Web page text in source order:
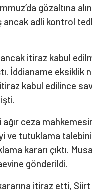
gözaltına
ancak adli kontrol
itiraz kabul
İddianame eksiklik
kabul edilince
ağır ceza
ve tutuklama
kararı çıktı.
gönderildi.
itiraz etti, Siirt